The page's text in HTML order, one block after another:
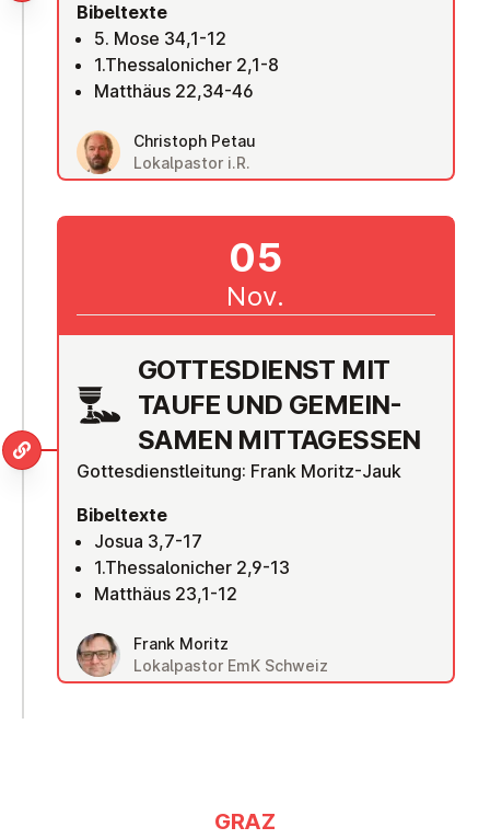
Bibeltexte
5. Mose 34,1-12
1.Thessalonicher 2,1-8
Matthäus 22,34-46
Christoph Petau
Lokalpastor i.R.
GOT­TES­DIENST MIT
TAUFE UND GE­MEIN­
SA­MEN MIT­TAG­ESSEN
Gottesdienstleitung: Frank Moritz-Jauk
Bibeltexte
Josua 3,7-17
1.Thessalonicher 2,9-13
Matthäus 23,1-12
Frank Moritz
Lokalpastor EmK Schweiz
05
Nov.
GRAZ